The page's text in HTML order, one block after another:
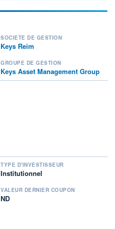
SOCIÉTÉ DE GESTION
Keys Reim
GROUPE DE GESTION
Keys Asset Management Group
TYPE D'INVESTISSEUR
Institutionnel
VALEUR DERNIER COUPON
ND